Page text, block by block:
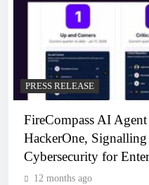
PRESS RELEASE
FireCompass AI
HackerOne,
Cybersecurity for
12 months ago